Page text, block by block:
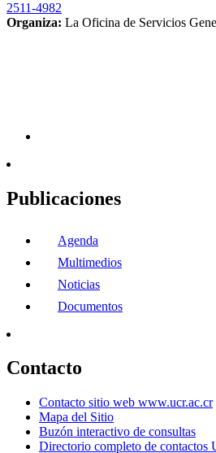
2511-4982
Organiza: La Oficina de Servicios
Publicaciones
Agenda
Multimedios
Noticias
Documentos
Contacto
Contacto sitio web www.ucr.ac.cr
Mapa del Sitio
Buzón interactivo de consultas
Directorio completo de contactos